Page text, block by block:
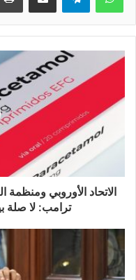
الاتحاد الأوروبي
ترامب: لا صلة